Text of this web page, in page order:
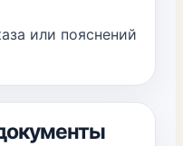
или пояснений